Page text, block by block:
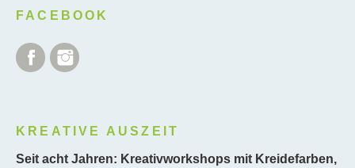
FACEBOOK
Facebook
KREATIVE AUSZEIT
Seit acht Jahren: Kreativworkshops mit Kreidefarben,